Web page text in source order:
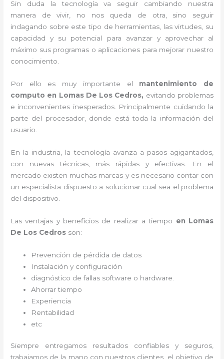
Sin duda la tecnología va seguir cambiando nuestra
manera de vivir, no nos queda de otra, sino seguir
indagando sobre este tipo de herramientas, las virtudes, su
capacidad y su potencial para avanzar y aprovechar al
máximo sus programas o aplicaciones para mejorar nuestro
conocimiento.
Por ello es muy importante el mantenimiento de
computo en Lomas De Los Cedros, evitando problemas
e inconvenientes inesperados. Principalmente cuidando la
parte del procesador, donde está toda la información del
usuario.
En la industria, la tecnología avanza a pasos agigantados,
con nuevas técnicas, más rápidas y efectivas . En el
mercado existen muchas marcas y es necesario contar con
un especialista dispuesto a solucionar cual sea el problema
del dispositivo.
Las ventajas y beneficios de realizar a tiempo en Lomas
De Los Cedros son:
Prevención de pérdida de datos
Instalación y configuración
diagnóstico de fallas software o hardware
Ahorrar tiempo
Experiencia
Rentabilidad
etc
Siempre entregamos resultados confiables y seguros,
trabajamos de la mano con nuestros clientes, el objetivo de